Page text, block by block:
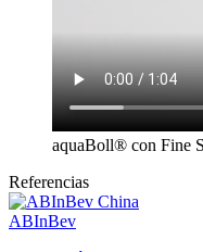
aquaBoll® con Fine
Referencias
ABInBev